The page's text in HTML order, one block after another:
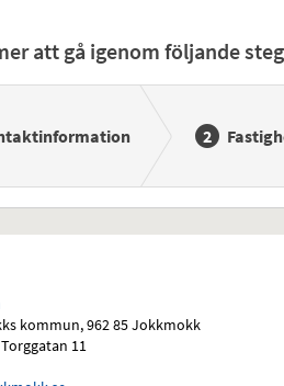
att gå igenom följande
kommun, 962 85 Jokkmokk
11